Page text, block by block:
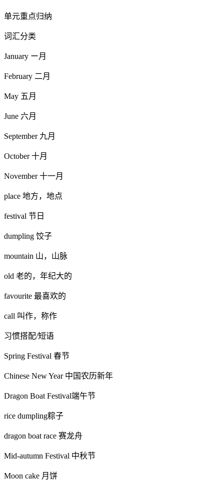
单元重点归纳
词汇分类
January ー月
February 二月
May 五月
June 六月
September 九月
October 十月
November 十一月
place 地方，地点
festival 节日
dumpling 饺子
mountain 山，山脉
old 老的，年纪大的
favourite 最喜欢的
call 叫作，称作
习惯搭配/短语
Spring Festival 春节
Chinese New Year 中国农历新年
Dragon Boat Festival端午节
rice dumpling粽子
dragon boat race 赛龙舟
Mid-autumn Festival 中秋节
Moon cake 月饼